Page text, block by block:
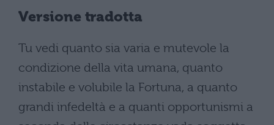
Versione tradotta
Tu vedi quanto sia varia e mutevole la
condizione della vita umana, quanto
instabile e volubile la Fortuna, a quanto
grandi infedeltà e a quanti opportunismi a